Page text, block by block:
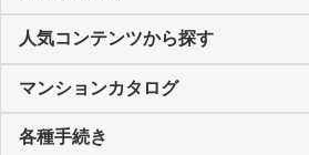
人気コンテンツから探す
マンションカタログ
各種手続き